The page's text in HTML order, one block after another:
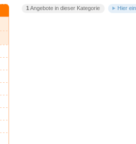
1 Angebote in dieser Kategorie Hier